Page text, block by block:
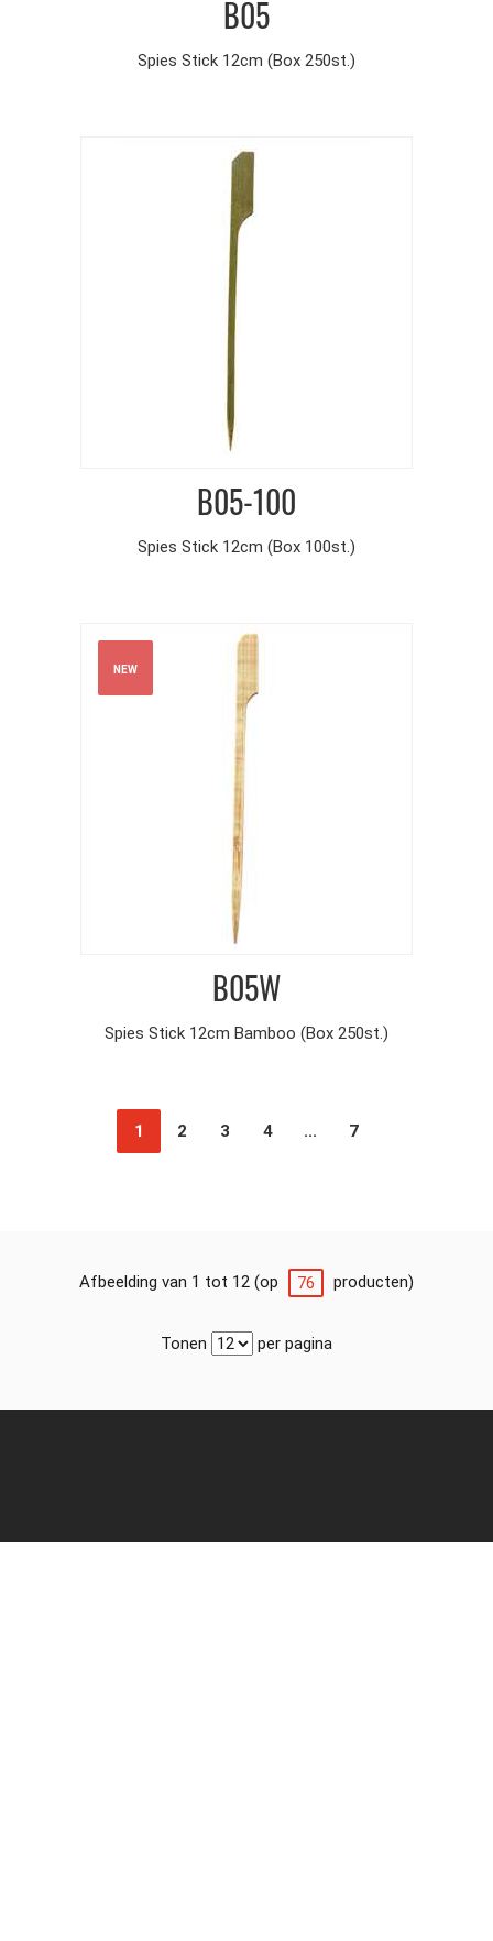
B05
Spies Stick 12cm (Box 250st.)
B05-100
Spies Stick 12cm (Box 100st.)
NEW
B05W
Spies Stick 12cm Bamboo (Box 250st.)
1 2 3 4 ... 7
Afbeelding van 1 tot 12 (op 76 producten)
Tonen per pagina